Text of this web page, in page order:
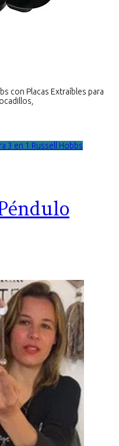
con Placas Extraíbles para
3 en 1 Russell Hobbs